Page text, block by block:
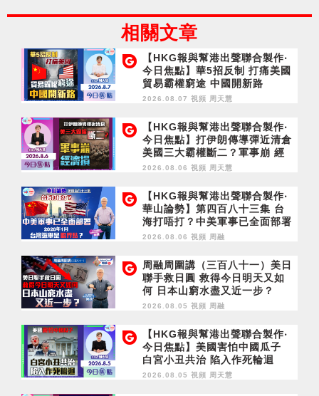
相關文章
【HKG報與幫港出聲聯合製作‧
今日焦點】華5招反制 打痛美國
貿易霸權窮途 中國開新路
2026.08.07 視頻 周天慧
【HKG報與幫港出聲聯合製作‧
今日焦點】打伊朗傳導彈近清倉
美國三大霸權斷二？軍事崩 經
濟損
2026.08.06 視頻 周天慧
【HKG報與幫港出聲聯合製作‧
華山論勢】第四百八十三集 台
海打唔打？中美軍事已全面部署
2028年1月台灣選舉是臨界點？
2026.08.06 視頻 周融
周融周圍講（三百八十一）美日
聯手救日圓 救得今日明天又如
何 日本山窮水盡又近一步？
2026.08.05 視頻 周融
【HKG報與幫港出聲聯合製作‧
今日焦點】美國害怕中國瓜子
白宮小丑共治 陷入作死輪迴
2026.08.05 視頻 周天慧